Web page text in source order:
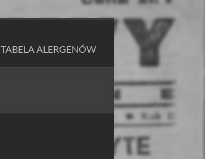
TABELA ALERGENÓW